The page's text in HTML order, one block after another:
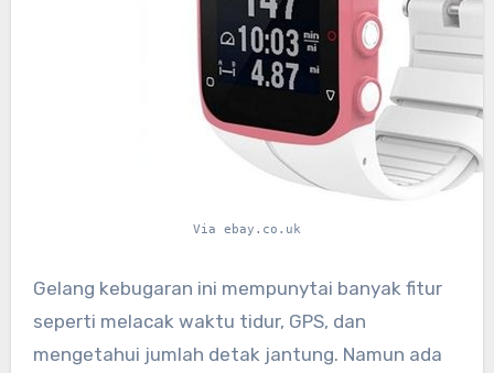
Via ebay.co.uk
Gelang kebugaran ini mempunytai banyak fitur
seperti melacak waktu tidur, GPS, dan
mengetahui jumlah detak jantung. Namun ada